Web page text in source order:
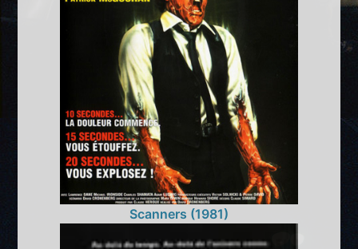
Scanners (1981)